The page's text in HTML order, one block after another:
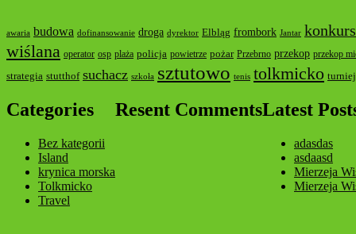
awaria budowa dofinansowanie droga dyrektor Elbląg frombork Jantar konkurs
wiślana operator osp plaża policja powietrze pożar Przebrno przekop przekop
strategia stutthof suchacz szkoła sztutowo tenis tolkmicko turniej
Categories
Bez kategorii
Island
krynica morska
Tolkmicko
Travel
Resent CommentsLatest
adasdas
asdaasd
Mierzeja
Mierzeja